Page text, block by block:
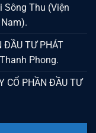
Sông Thu (Viện
ĐẦU TƯ PHÁT
Phong.
CỔ PHẦN ĐẦU TƯ